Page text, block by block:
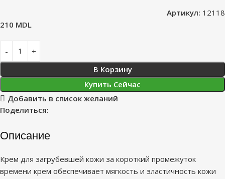
Артикул: 12118
210 MDL
В Корзину
Купить Сейчас
Добавить в список желаний
Поделиться:
Описание
Крем для загрубевшей кожи за короткий промежуток
времени крем обеспечивает мягкость и эластичность кожи